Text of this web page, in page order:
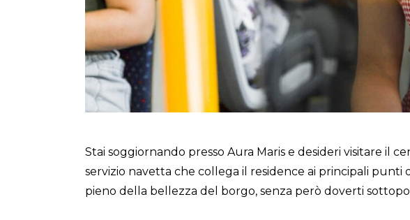
Stai soggiornando presso Aura Maris e desideri visitare il
servizio navetta che collega il residence ai principali
pieno della bellezza del borgo, senza però doverti